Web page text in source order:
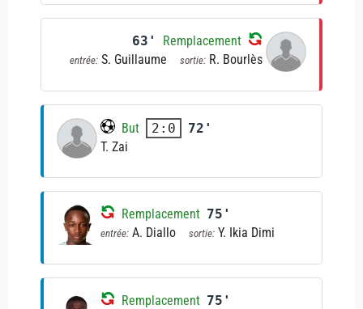
63' Remplacement
entrée: S. Guillaume sortie: R. Bourlès
But 2:0
72'
T. Zai
Remplacement 75'
entrée: A. Diallo sortie: Y. Ikia Dimi
Remplacement 75'